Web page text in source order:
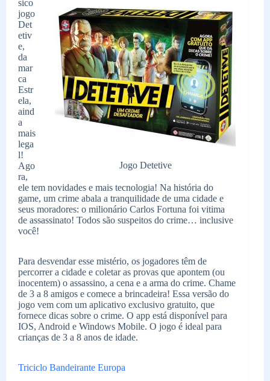
Jogo Detetive
sico
jogo
Det
etiv
e,
da
mar
ca
Estr
ela,
aind
a
mais
lega
l!
Ago
ra,
ele tem novidades e mais tecnologia! Na história do
game, um crime abala a tranquilidade de uma cidade e
seus moradores: o milionário Carlos Fortuna foi vitima
de assassinato! Todos são suspeitos do crime… inclusive
você!
Para desvendar esse mistério, os jogadores têm de
percorrer a cidade e coletar as provas que apontem (ou
inocentem) o assassino, a cena e a arma do crime. Chame
de 3 a 8 amigos e comece a brincadeira! Essa versão do
jogo vem com um aplicativo exclusivo gratuito, que
fornece dicas sobre o crime. O app está disponível para
IOS, Android e Windows Mobile. O jogo é ideal para
crianças de 3 a 8 anos de idade.
Triciclo Bandeirante Europa